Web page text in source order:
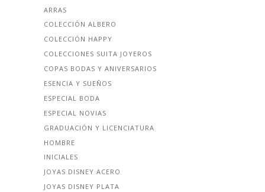
ARRAS
COLECCIÓN ALBERO
COLECCIÓN HAPPY
COLECCIONES SUITA JOYEROS
COPAS BODAS Y ANIVERSARIOS
ESENCIA Y SUEÑOS
ESPECIAL BODA
ESPECIAL NOVIAS
GRADUACIÓN Y LICENCIATURA
HOMBRE
INICIALES
JOYAS DISNEY ACERO
JOYAS DISNEY PLATA